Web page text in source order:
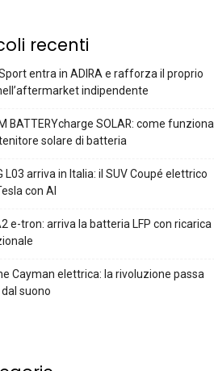
recenti
Sport entra in ADIRA e rafforza il proprio
indipendente
BATTERYcharge SOLAR: come funziona
solare di batteria
L03 arriva in Italia: il SUV Coupé elettrico
con AI
e-tron: arriva la batteria LFP con ricarica
Cayman elettrica: la rivoluzione passa
suono